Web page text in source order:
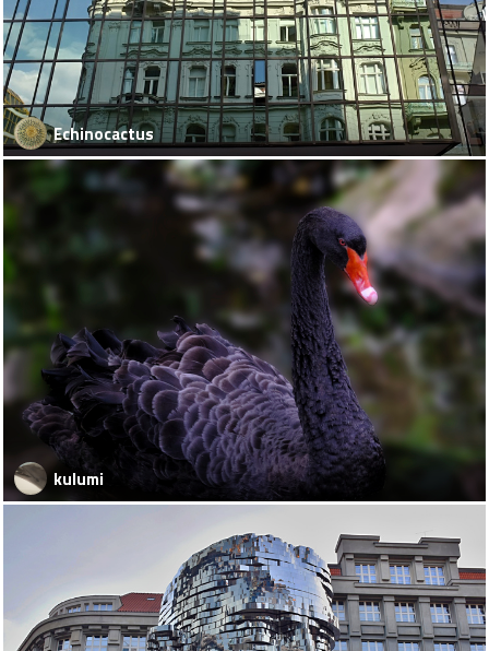
Echinocactus
kulumi